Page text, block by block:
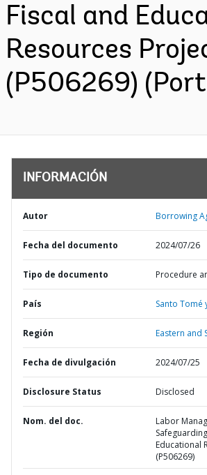
Fiscal and
Resources
(P506269)
INFORMACIÓN
Autor Borrowing
Fecha del documento 2024/07/26
Tipo de documento Procedure
País Santo Tomé
Región Eastern and
Fecha de divulgación 2024/07/25
Disclosure Status Disclosed
Nom. del doc.
Labor
Educational
(P506269)